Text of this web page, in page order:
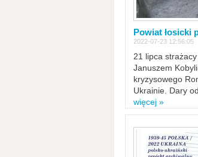
Powiat łosicki
2022-07-23 12:56:05
21 lipca
Januszem
kryzysowego
Ukrainie. Dary
więcej »